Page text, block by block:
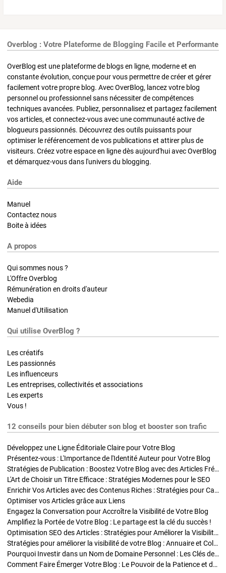
Overblog : Votre Plateforme de Blogging Facile et Performante
OverBlog est une plateforme de blogs en ligne, moderne et en
constante évolution, conçue pour vous permettre de créer et gérer
facilement votre propre blog. Avec OverBlog, lancez votre blog
personnel ou professionnel sans nécessiter de compétences
techniques avancées. Publiez, personnalisez et partagez facilement
vos articles, et connectez-vous avec une communauté active de
blogueurs passionnés. Découvrez des outils puissants pour
optimiser le référencement de vos publications et attirer plus de
visiteurs. Créez votre espace en ligne dès aujourd'hui avec OverBlog
et démarquez-vous dans l'univers du blogging.
Aide
Manuel
Contactez nous
Boite à idées
A propos
Qui sommes nous ?
L'Offre Overblog
Rémunération en droits d'auteur
Webedia
Manuel d'Utilisation
Qui utilise OverBlog ?
Les créatifs
Les passionnés
Les influenceurs
Les entreprises, collectivités et associations
Les experts
Vous !
12 conseils pour bien débuter son blog et booster son trafic
Développez une Ligne Éditoriale Claire pour Votre Blog
Présentez-vous : L'Importance de l'Identité Auteur pour Votre Blog
Stratégies de Publication : Boostez Votre Blog avec des Articles Fréquents et Exclusifs
L'Art de Choisir un Titre Efficace : Stratégies Modernes pour le SEO
Enrichir Vos Articles avec des Contenus Riches : Stratégies pour Captiver et Optimiser
Optimiser vos Articles grâce aux Liens
Engagez la Conversation pour Accroître la Visibilité de Votre Blog
Amplifiez la Portée de Votre Blog : Le partage est la clé du succès !
Optimisation SEO des Articles : Stratégies pour Améliorer la Visibilité de Votre Blog
Stratégies pour améliorer la visibilité de votre Blog : Annuaire et Collaborations
Pourquoi Investir dans un Nom de Domaine Personnel : Les Clés de la Réussite de Votre Blog
Comment Faire Émerger Votre Blog : Le Pouvoir de la Patience et de la Persévérance